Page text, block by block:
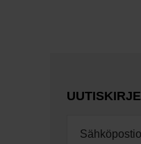
UUTISKIRJE